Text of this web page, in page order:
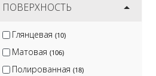
ПОВЕРХНОСТЬ
Глянцевая (10)
Матовая (106)
Полированная (18)